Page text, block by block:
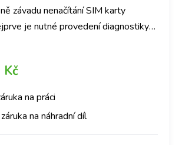
závadu nenačítání SIM karty
je nutné provedení diagnostiky
S , abychom dokázali určit, co
Vámi spojíme a domluvíme se na
a ceně opravy.
Kč
na práci
na náhradní díl